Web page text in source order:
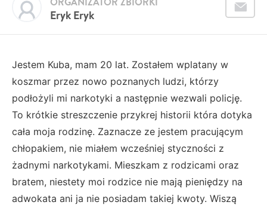
Eryk Eryk
Jestem Kuba, mam 20 lat. Zostałem wplatany w
koszmar przez nowo poznanych ludzi, którzy
podłożyli mi narkotyki a następnie wezwali policję.
To krótkie streszczenie przykrej historii która dotyka
cała moja rodzinę. Zaznacze ze jestem pracującym
chłopakiem, nie miałem wcześniej styczności z
żadnymi narkotykami. Mieszkam z rodzicami oraz
bratem, niestety moi rodzice nie mają pieniędzy na
adwokata ani ja nie posiadam takiej kwoty. Wiszą